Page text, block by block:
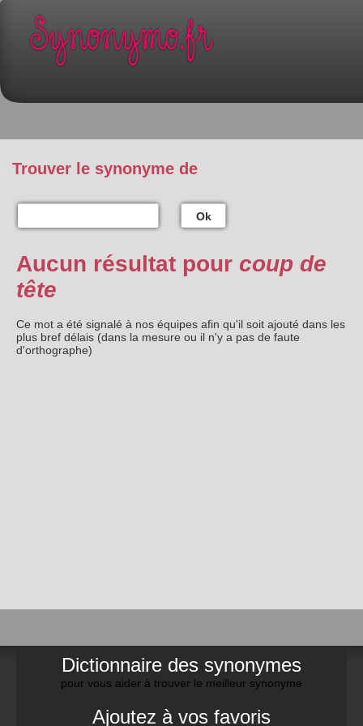
Trouver le synonyme de
Ok
Aucun résultat pour coup de
tête
Ce mot a été signalé à nos équipes afin qu'il soit ajouté dans les
plus bref délais (dans la mesure ou il n'y a pas de faute
d'orthographe)
Dictionnaire des synonymes
pour vous aider à trouver le meilleur synonyme
Ajoutez à vos favoris